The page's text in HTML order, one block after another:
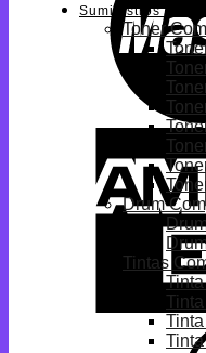
Suministros
Toner
Drum
Tintas